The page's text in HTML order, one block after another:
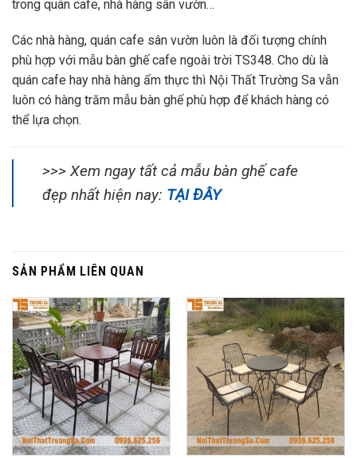
trong quán cafe, nhà hàng sân vườn…
Các nhà hàng, quán cafe sân vườn luôn là đối tượng chính
phù hợp với mẫu bàn ghế cafe ngoài trời TS348. Cho dù là
quán cafe hay nhà hàng ẩm thực thì Nội Thất Trường Sa vẫn
luôn có hàng trăm mẫu bàn ghế phù hợp để khách hàng có
thể lựa chọn.
>>> Xem ngay tất cả mẫu bàn ghế cafe
đẹp nhất hiện nay: TẠI ĐÂY
SẢN PHẨM LIÊN QUAN